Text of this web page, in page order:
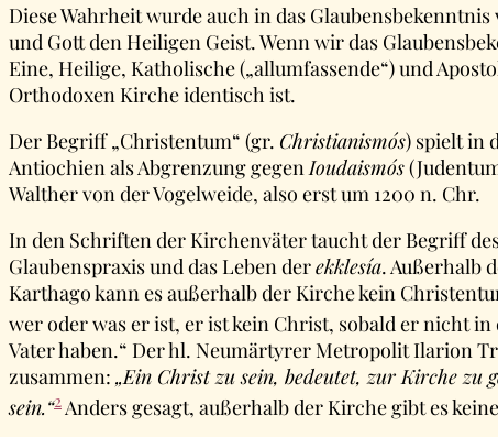
Diese Wahrheit wurde auch in das
und Gott den Heiligen Geist. Wenn wir das
Eine, Heilige, Katholische („allumfassende“) und
Orthodoxen Kirche identisch ist.
Der Begriff „Christentum“ (gr. Christianismós) spielt in
Antiochien als Abgrenzung gegenIoudaismós
Walther von der Vogelweide, also erst um 1200 n. Chr.
In den Schriften der Kirchenväter taucht der Begriff
Glaubenspraxis und das Leben derekklesía. Außerhalb
Karthago kann es außerhalb der Kirche kein
wer oder was er ist, er ist kein Christ, sobald er nicht
Vater haben.“ Der hl. Neumärtyrer Metropolit Ilarion
zusammen: „Ein Christ zu sein, bedeutet, zur Kirche zu
sein.“2Anders gesagt, außerhalb der Kirche gibt es